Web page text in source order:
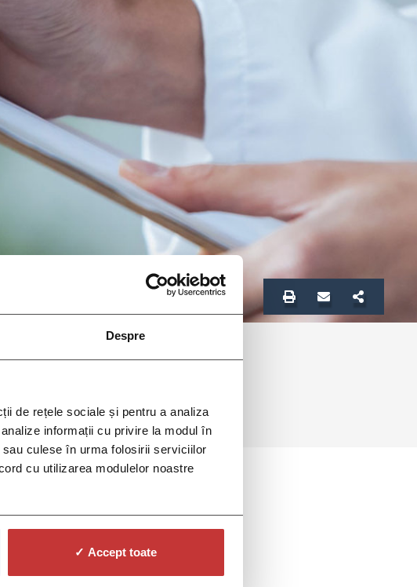
Despre
de rețele sociale și pentru a analiza
informații cu privire la modul în
culese în urma folosirii serviciilor
cu utilizarea modulelor noastre
✓ Accept toate